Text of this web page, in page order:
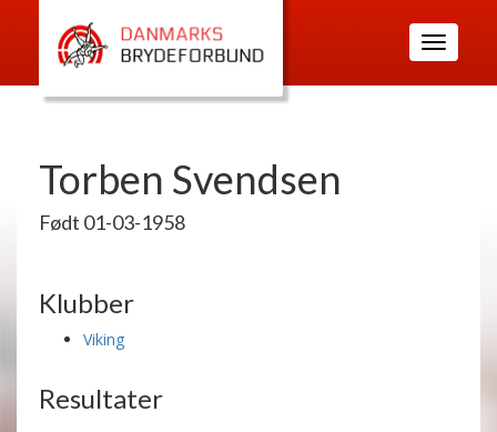
Toggle
navigation
Torben Svendsen
Født 01-03-1958
Klubber
Viking
Resultater